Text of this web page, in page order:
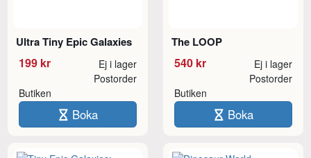
Ultra Tiny Epic Galaxies
199 kr Ej i lager
Butiken
Postorder
Boka
The LOOP
540 kr Ej i lager
Butiken
Postorder
Boka